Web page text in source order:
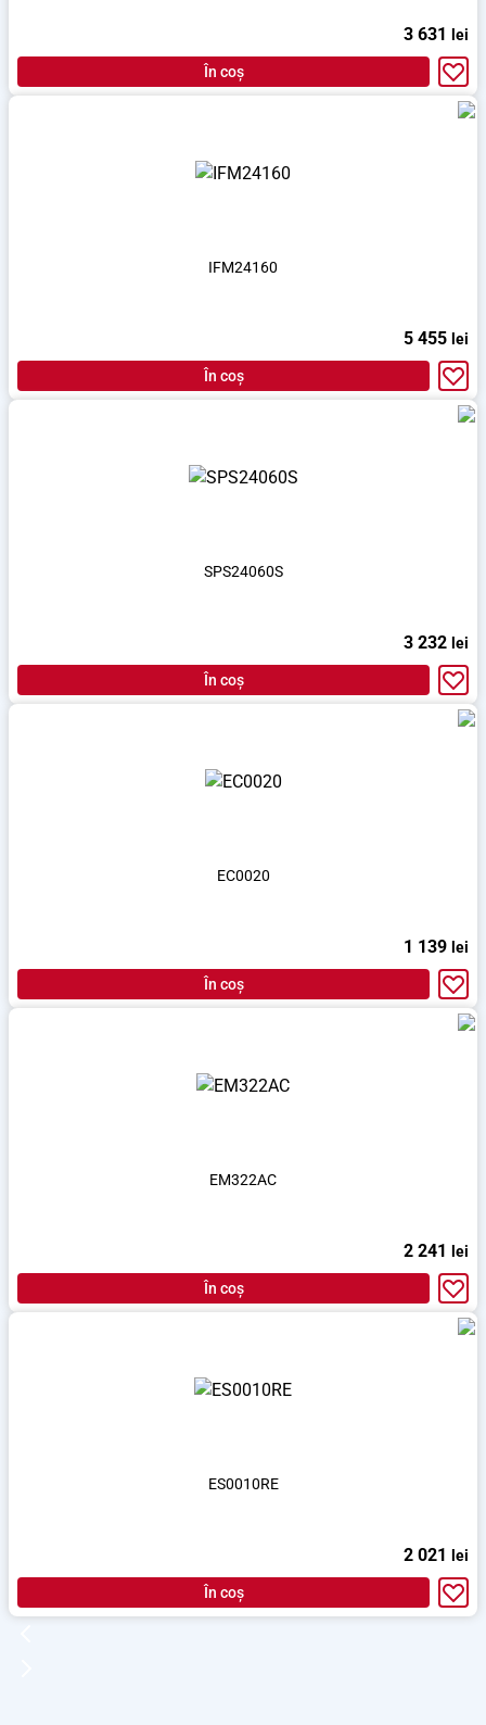
3 631 lei
În coș
IFM24160
5 455 lei
În coș
SPS24060S
3 232 lei
În coș
EC0020
1 139 lei
În coș
EM322AC
2 241 lei
În coș
ES0010RE
2 021 lei
În coș